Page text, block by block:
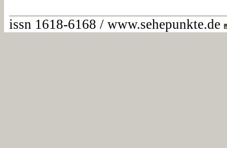
issn 1618-6168 / www.sehepunkte.de